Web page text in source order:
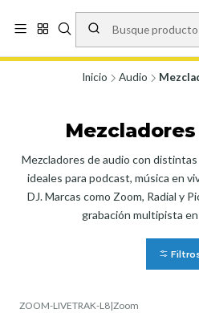
Vísita nuestro local en Los Agustinos 5478,
19.00, Sábados 10:00 a 19:00 y Domingos
Inicio Audio
Mezcladores de audio con
ideales para podcast, música en
DJ. Marcas como Zoom, Radial y
grabación multipista
ZOOM-LIVETRAK-L8|Zoom